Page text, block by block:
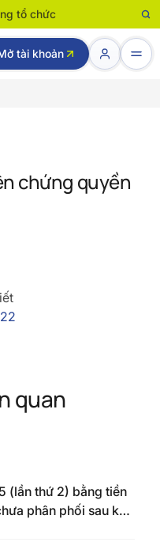
tổ chức
tài khoản
chứng quyền
quan
(lần thứ 2) bằng tiền
phân phối sau khi